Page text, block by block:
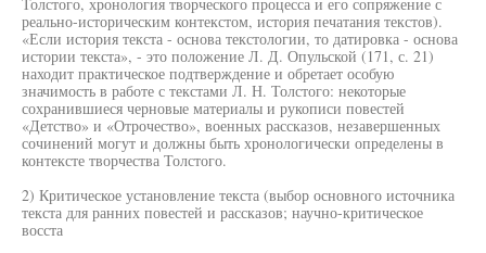
реально-историческим контекстом, история печатания текстов).
«Если история текста - основа текстологии, то датировка - основа
истории текста», - это положение Л. Д. Опульской (171, с. 21)
находит практическое подтверждение и обретает особую
значимость в работе с текстами Л. Н. Толстого: некоторые
сохранившиеся черновые материалы и рукописи повестей
«Детство» и «Отрочество», военных рассказов, незавершенных
сочинений могут и должны быть хронологически определены в
контексте творчества Толстого.
2) Критическое установление текста (выбор основного источника
текста для ранних повестей и рассказов; научно-критическое
восста